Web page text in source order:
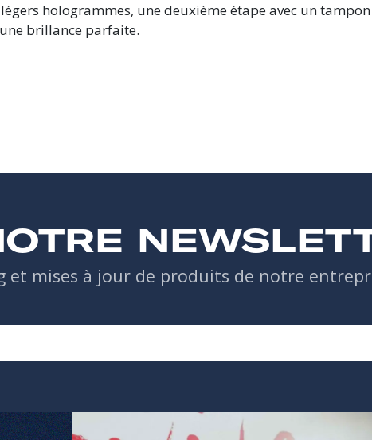
hologrammes, une deuxième étape avec un
brillance parfaite.
et mises à jour de produits de notre